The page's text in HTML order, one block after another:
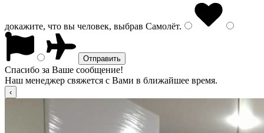
докажите, что вы человек, выбрав Самолёт.
Спасибо за Ваше сообщение!
Наш менеджер свяжется с Вами в ближайшее время.